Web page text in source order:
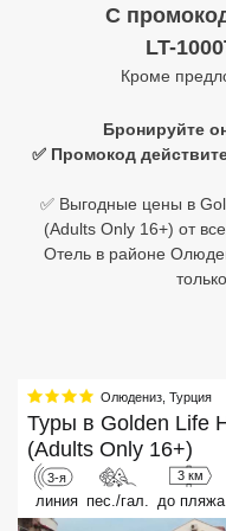
C
LT-
Кроме
Бронируйте
✅ Промокод
✅ Выгодные цены в
(Adults Only 16+) от
Отель в районе
Олюдениз Турция
Туры в Golden Life
(Adults Only 16+)
3-я
линия пес./гал.
3 км
до пляжа
Шри Ланка
Вьетнам
Занзибар
Абхазия
Большой Сочи